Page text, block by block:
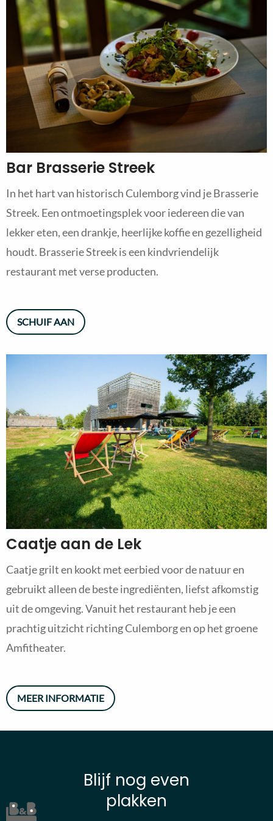
Bar Brasserie Streek
In het hart van historisch Culemborg vind je Brasserie
Streek. Een ontmoetingsplek voor iedereen die van
lekker eten, een drankje, heerlijke koffie en gezelligheid
houdt. Brasserie Streek is een kindvriendelijk
restaurant met verse producten.
SCHUIF AAN
Caatje aan de Lek
Caatje grilt en kookt met eerbied voor de natuur en
gebruikt alleen de beste ingrediënten, liefst afkomstig
uit de omgeving. Vanuit het restaurant heb je een
prachtig uitzicht richting Culemborg en op het groene
Amfitheater.
MEER INFORMATIE
Blijf nog even
plakken